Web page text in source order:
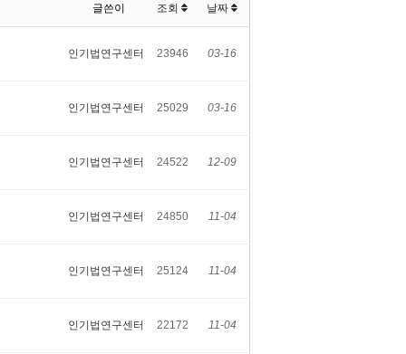
글쓴이 조회 날짜
인기법연구센터 23946 03-16
인기법연구센터 25029 03-16
인기법연구센터 24522 12-09
인기법연구센터 24850 11-04
인기법연구센터 25124 11-04
인기법연구센터 22172 11-04